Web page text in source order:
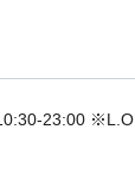
23:00 ※L.O.